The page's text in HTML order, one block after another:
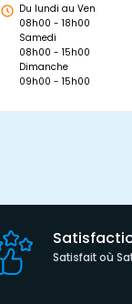
Du lundi au Ven
08h00 - 18h00
Samedi
08h00 - 15h00
Dimanche
09h00 - 15h00
Satisfait où